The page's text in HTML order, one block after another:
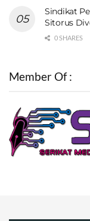
Sindikat
Sitorus
0 SHARES
Member Of :